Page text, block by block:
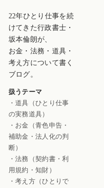
22年ひとり仕事を続
けてきた行政書士・
坂本倫朗が、
お金・法務・道具・
考え方について書く
ブログ。
扱うテーマ
・道具（ひとり仕事
の実務道具）
・お金（青色申告・
補助金・法人化の判
断）
・法務（契約書・利
用規約・知財）
・考え方（ひとりで